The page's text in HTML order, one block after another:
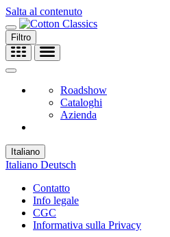
Salta al contenuto
Filtro
Roadshow
Cataloghi
Azienda
Italiano
Italiano Deutsch
Contatto
Info legale
CGC
Informativa sulla Privacy